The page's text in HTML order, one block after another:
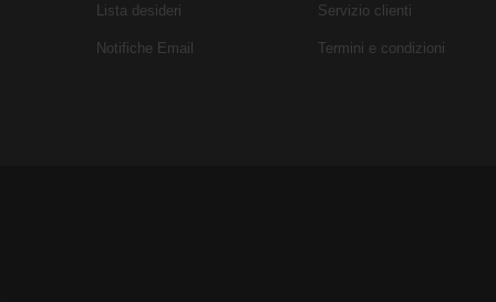
Lista desideri
Notifiche Email
Servizio clienti
Termini e condizioni